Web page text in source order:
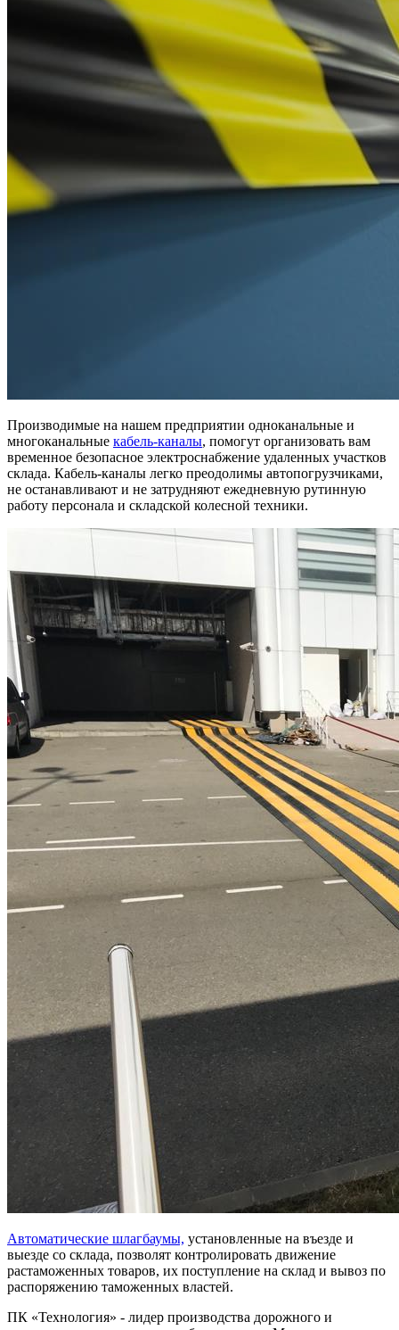
Производимые на нашем предприятии одноканальные и
многоканальные кабель-каналы, помогут организовать вам
временное безопасное электроснабжение удаленных участков
склада. Кабель-каналы легко преодолимы автопогрузчиками,
не останавливают и не затрудняют ежедневную рутинную
работу персонала и складской колесной техники.
Автоматические шлагбаумы, установленные на въезде и
выезде со склада, позволят контролировать движение
растаможенных товаров, их поступление на склад и вывоз по
распоряжению таможенных властей.
ПК «Технология» - лидер производства дорожного и